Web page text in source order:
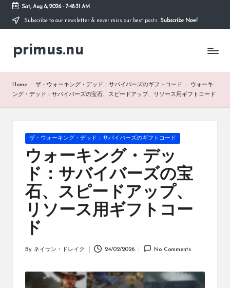
Skip
content
Sat, Aug 8, 2026- 7:48:32 AM
Subscribe to our newsletter & never miss our best posts. Subscribe Now!
primus.nu
Home - ザ・ウォーキング・デッド：サバイバーズのギフトコード -
ウォーキ
ング・デッド：サバイバーズの宝石、スピードアップ、リソース用ギフトコード
Posted
ザ・ウォーキング・デッド：サバイバーズのギフトコード
ウォーキング・デッ
ド：サバイバーズの宝
石、スピードアップ、
リソース用ギフトコー
ド
By ネイサン・ドレイク 24/02/2026 No Comments